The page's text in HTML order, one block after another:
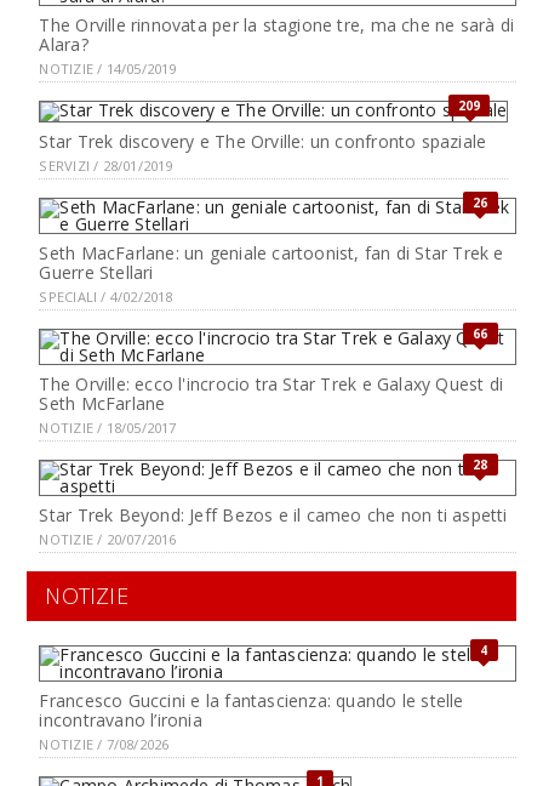
The Orville rinnovata per la stagione tre, ma che ne sarà di
Alara?
NOTIZIE / 14/05/2019
209
Star Trek discovery e The Orville: un confronto spaziale
SERVIZI / 28/01/2019
26
Seth MacFarlane: un geniale cartoonist, fan di Star Trek e
Guerre Stellari
SPECIALI / 4/02/2018
66
The Orville: ecco l'incrocio tra Star Trek e Galaxy Quest di
Seth McFarlane
NOTIZIE / 18/05/2017
28
Star Trek Beyond: Jeff Bezos e il cameo che non ti aspetti
NOTIZIE / 20/07/2016
NOTIZIE
4
Francesco Guccini e la fantascienza: quando le stelle
incontravano l’ironia
NOTIZIE / 7/08/2026
1